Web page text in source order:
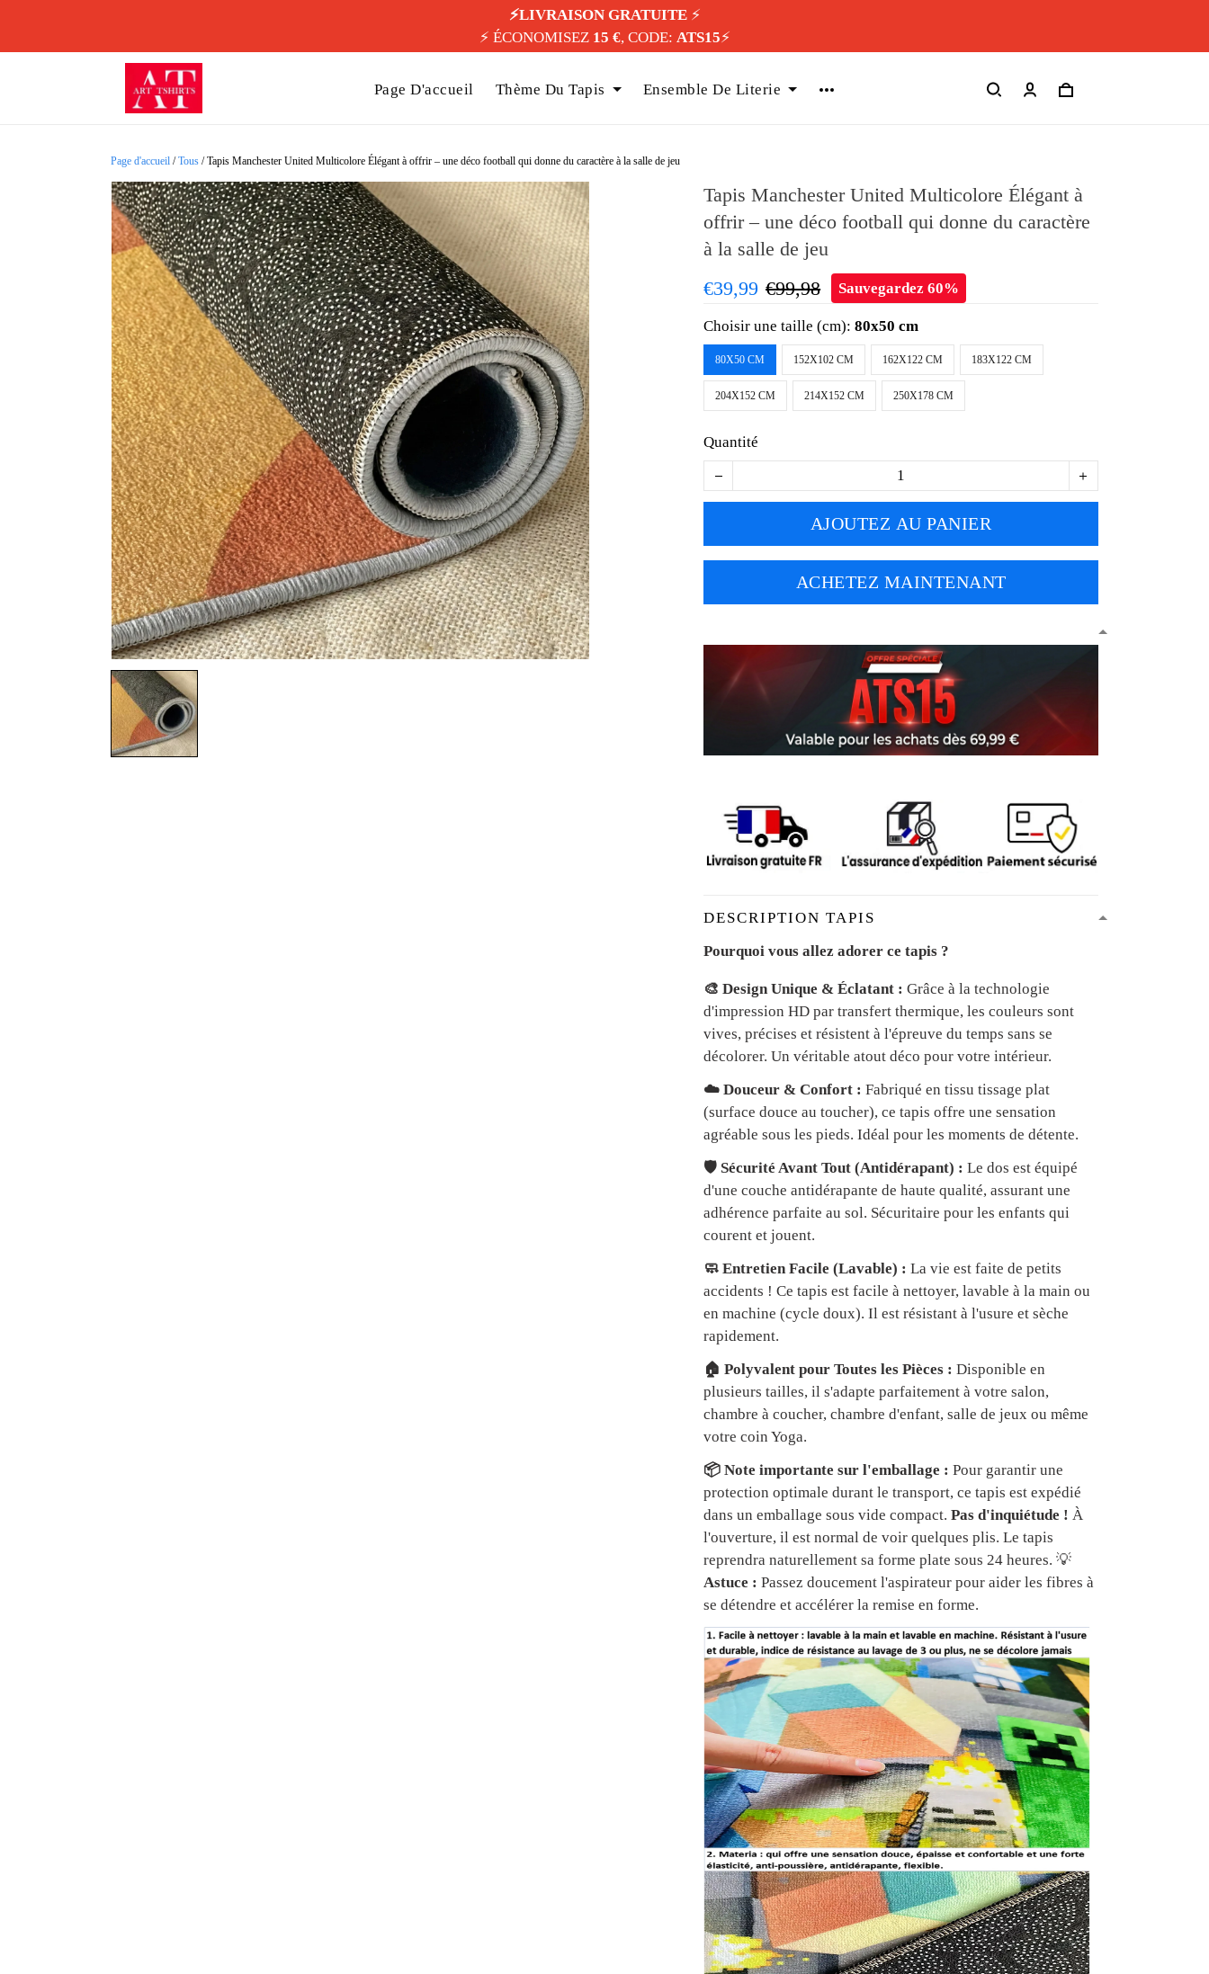
⚡️LIVRAISON GRATUITE⚡️
⚡️ ÉCONOMISEZ 15 €, CODE: ATS15⚡️
Page D'accueil Thème Du Tapis Ensemble De Literie
Page d'accueil /Tous /Tapis Manchester United Multicolore Élégant à offrir – une déco football qui donne du caractère à la salle de jeu
Tapis Manchester United Multicolore Élégant à
offrir – une déco football qui donne du caractère
à la salle de jeu
€39,99 €99,98 Sauvegardez 60%
Choisir une taille (cm):80x50 cm
80X50 CM 152X102 CM 162X122 CM 183X122 CM
204X152 CM 214X152 CM 250X178 CM
Quantité
AJOUTEZ AU PANIER
ACHETEZ MAINTENANT
DESCRIPTION TAPIS
Pourquoi vous allez adorer ce tapis ?
🎨 Design Unique & Éclatant : Grâce à la technologie
d'impression HD par transfert thermique, les couleurs sont
vives, précises et résistent à l'épreuve du temps sans se
décolorer. Un véritable atout déco pour votre intérieur.
☁️ Douceur & Confort : Fabriqué en tissu tissage plat
(surface douce au toucher), ce tapis offre une sensation
agréable sous les pieds. Idéal pour les moments de détente.
🛡️ Sécurité Avant Tout (Antidérapant) : Le dos est équipé
d'une couche antidérapante de haute qualité, assurant une
adhérence parfaite au sol. Sécuritaire pour les enfants qui
courent et jouent.
🧼 Entretien Facile (Lavable) : La vie est faite de petits
accidents ! Ce tapis est facile à nettoyer, lavable à la main ou
en machine (cycle doux). Il est résistant à l'usure et sèche
rapidement.
🏠 Polyvalent pour Toutes les Pièces : Disponible en
plusieurs tailles, il s'adapte parfaitement à votre salon,
chambre à coucher, chambre d'enfant, salle de jeux ou même
votre coin Yoga.
📦 Note importante sur l'emballage : Pour garantir une
protection optimale durant le transport, ce tapis est expédié
dans un emballage sous vide compact.Pas d'inquiétude ! À
l'ouverture, il est normal de voir quelques plis. Le tapis
reprendra naturellement sa forme plate sous 24 heures. 💡
Astuce : Passez doucement l'aspirateur pour aider les fibres à
se détendre et accélérer la remise en forme.